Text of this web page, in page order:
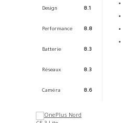
Design 8.1
Performance 8.8
Batterie 8.3
Réseaux 8.3
Caméra 8.6